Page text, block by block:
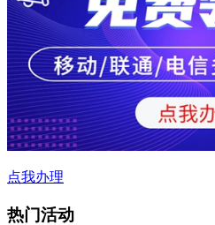
点我办理
热门活动